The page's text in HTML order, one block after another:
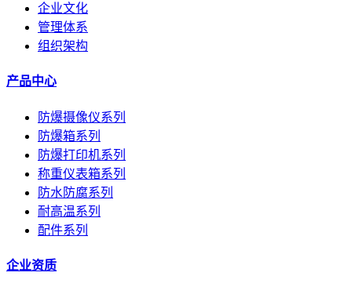
企业文化
管理体系
组织架构
产品中心
防爆摄像仪系列
防爆箱系列
防爆打印机系列
称重仪表箱系列
防水防腐系列
耐高温系列
配件系列
企业资质